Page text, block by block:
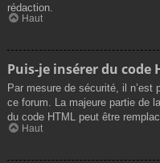
rédaction.
Haut
Puis-je insérer du code
Par mesure de sécurité, il n’est
ce forum. La majeure partie de
du code HTML peut être
Haut